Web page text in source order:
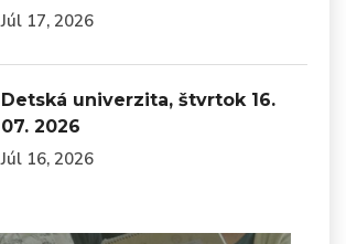
Júl 17, 2026
Detská univerzita, štvrtok 16.
07. 2026
Júl 16, 2026